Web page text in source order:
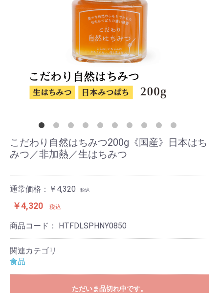
こだわり自然はちみつ200g《国産》日本はち
みつ／非加熱／生はちみつ
通常価格：￥4,320 税込
￥4,320 税込
商品コード： HTFDLSPHNY0850
関連カテゴリ
食品
ただいま品切れ中です。